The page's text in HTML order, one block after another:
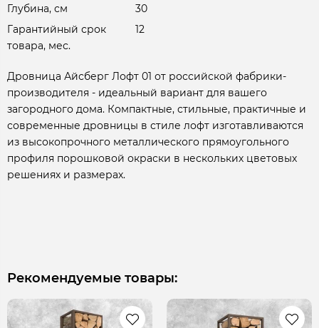
Глубина, см
30
Гарантийный срок
товара, мес.
12
Дровница Айсберг Лофт 01 от российской фабрики-
производителя - идеальный вариант для вашего
загородного дома. Компактные, стильные, практичные и
современные дровницы в стиле лофт изготавливаются
из высокопрочного металлического прямоугольного
профиля порошковой окраски в нескольких цветовых
решениях и размерах.
Рекомендуемые товары: